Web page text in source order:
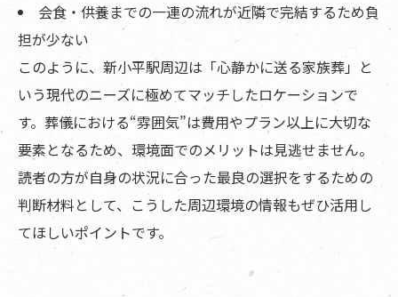
会食・供養までの一連の流れが近隣で完結するため負
担が少ない
このように、新小平駅周辺は「心静かに送る家族葬」と
いう現代のニーズに極めてマッチしたロケーションで
す。葬儀における“雰囲気”は費用やプラン以上に大切な
要素となるため、環境面でのメリットは見逃せません。
読者の方が自身の状況に合った最良の選択をするための
判断材料として、こうした周辺環境の情報もぜひ活用し
てほしいポイントです。